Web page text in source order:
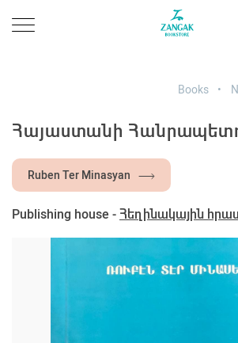
Books
Հայաստանի
Ruben Ter Minasyan
Publishing house - Հեղինակային